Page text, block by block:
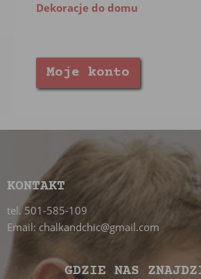
Dekoracje do domu
Moje konto
KONTAKT
tel. 501-585-109
Email: chalkandchic@gmail.com
GDZIE NAS